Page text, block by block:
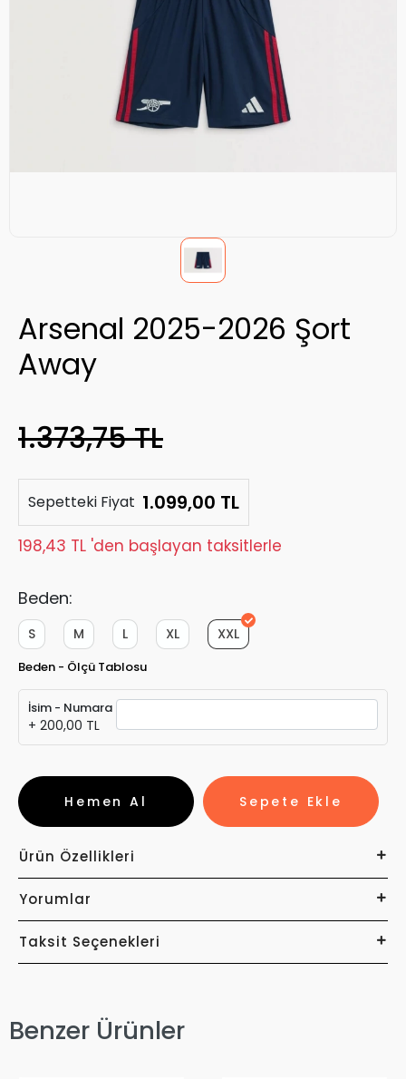
Arsenal 2025-2026 Şort
Away
1.373,75 TL
Sepetteki Fiyat 1.099,00 TL
198,43 TL 'den başlayan taksitlerle
Beden:
XXL
XL
L
M
S
Beden - Ölçü Tablosu
İsim - Numara
+ 200,00 TL
Sepete Ekle
Hemen Al
Ürün Özellikleri
Yorumlar
Taksit Seçenekleri
Benzer Ürünler